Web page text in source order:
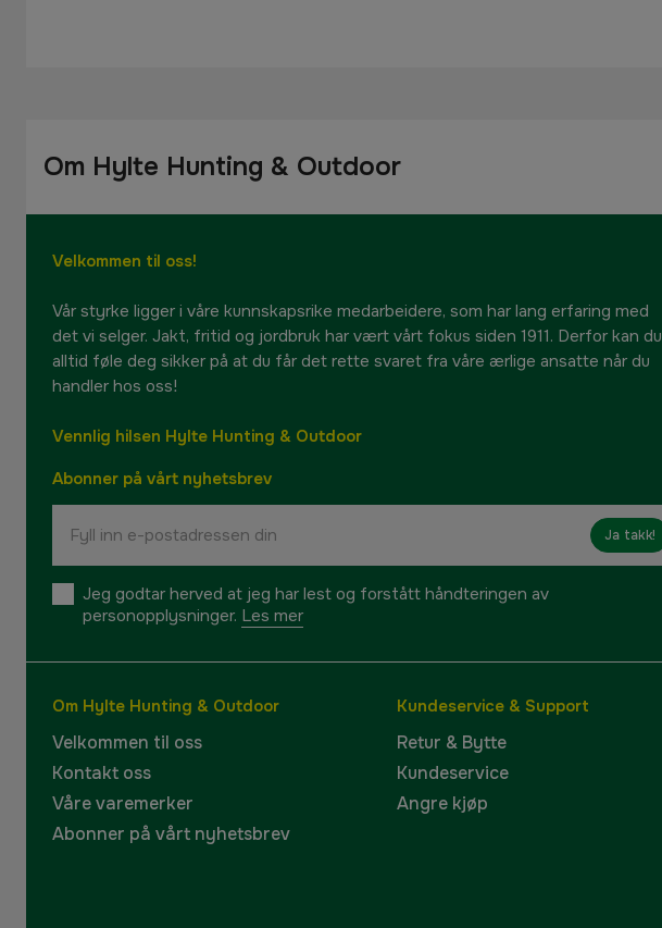
Om Hylte Hunting & Outdoor
Velkommen til oss!
Vår styrke ligger i våre kunnskapsrike medarbeidere, som har lang erfaring med
det vi selger. Jakt, fritid og jordbruk har vært vårt fokus siden 1911. Derfor kan du
alltid føle deg sikker på at du får det rette svaret fra våre ærlige ansatte når du
handler hos oss!
Vennlig hilsen Hylte Hunting & Outdoor
Abonner på vårt nyhetsbrev
Ja takk!
Jeg godtar herved at jeg har lest og forstått håndteringen av
personopplysninger. Les mer
Om Hylte Hunting & Outdoor
Velkommen til oss
Kontakt oss
Våre varemerker
Abonner på vårt nyhetsbrev
Kundeservice & Support
Retur & Bytte
Kundeservice
Angre kjøp